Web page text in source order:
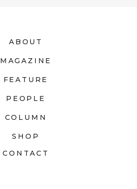
ABOUT
MAGAZINE
FEATURE
PEOPLE
COLUMN
SHOP
CONTACT